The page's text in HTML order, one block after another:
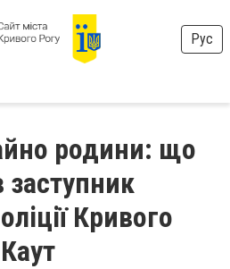
Рус
родини: що
заступник
Кривого